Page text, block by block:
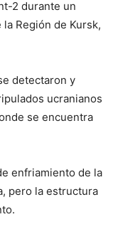
2 durante un
Región de Kursk,
detectaron y
ucranianos
se encuentra
enfriamiento de la
pero la estructura